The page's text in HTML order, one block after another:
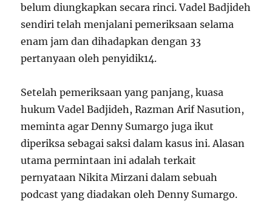
belum diungkapkan secara rinci. Vadel Badjideh
sendiri telah menjalani pemeriksaan selama
enam jam dan dihadapkan dengan 33
pertanyaan oleh penyidik14.
Setelah pemeriksaan yang panjang, kuasa
hukum Vadel Badjideh, Razman Arif Nasution,
meminta agar Denny Sumargo juga ikut
diperiksa sebagai saksi dalam kasus ini. Alasan
utama permintaan ini adalah terkait
pernyataan Nikita Mirzani dalam sebuah
podcast yang diadakan oleh Denny Sumargo.